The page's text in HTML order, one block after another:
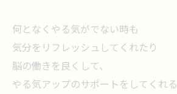
何となくやる気がでない時も
気分をリフレッシュしてくれたり
脳の働きを良くして、
やる気アップのサポートをしてくれる